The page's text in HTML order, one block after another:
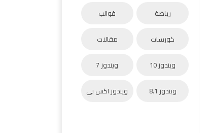
رياضة قوالب
كورسات مقالات
ويندوز 10 ويندوز 7
ويندوز 8.1 ويندوز اكس بي